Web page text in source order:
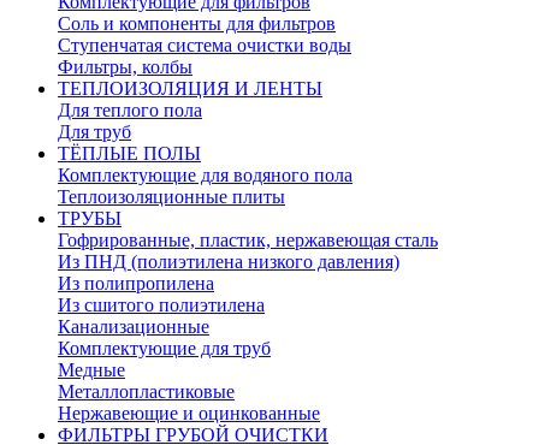
Соль и компоненты для фильтров
Ступенчатая система очистки воды
Фильтры, колбы
ТЕПЛОИЗОЛЯЦИЯ И ЛЕНТЫ
Для теплого пола
Для труб
ТЁПЛЫЕ ПОЛЫ
Комплектующие для водяного пола
Теплоизоляционные плиты
ТРУБЫ
Гофрированные, пластик, нержавеющая сталь
Из ПНД (полиэтилена низкого давления)
Из полипропилена
Из сшитого полиэтилена
Канализационные
Комплектующие для труб
Медные
Металлопластиковые
Нержавеющие и оцинкованные
ФИЛЬТРЫ ГРУБОЙ ОЧИСТКИ